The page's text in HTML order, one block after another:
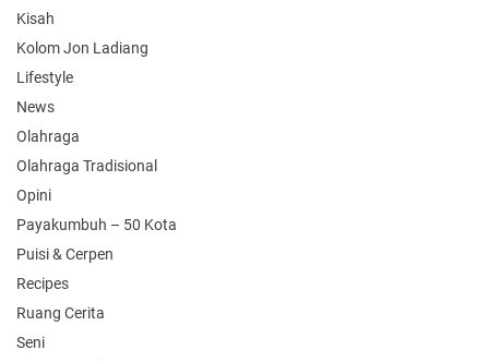
Kisah
Kolom Jon Ladiang
Lifestyle
News
Olahraga
Olahraga Tradisional
Opini
Payakumbuh – 50 Kota
Puisi & Cerpen
Recipes
Ruang Cerita
Seni